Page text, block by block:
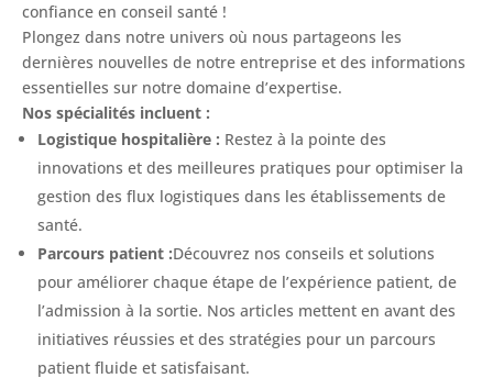
confiance en conseil santé !
Plongez dans notre univers où nous partageons les
dernières nouvelles de notre entreprise et des informations
essentielles sur notre domaine d’expertise.
Nos spécialités incluent :
Logistique hospitalière : Restez à la pointe des
innovations et des meilleures pratiques pour optimiser la
gestion des flux logistiques dans les établissements de
santé.
Parcours patient :Découvrez nos conseils et solutions
pour améliorer chaque étape de l’expérience patient, de
l’admission à la sortie. Nos articles mettent en avant des
initiatives réussies et des stratégies pour un parcours
patient fluide et satisfaisant.